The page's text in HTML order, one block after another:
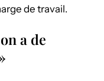
de travail.
a de